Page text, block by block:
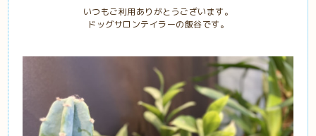
いつもご利用ありがとうございます。
ドッグサロンテイラーの飯谷です。